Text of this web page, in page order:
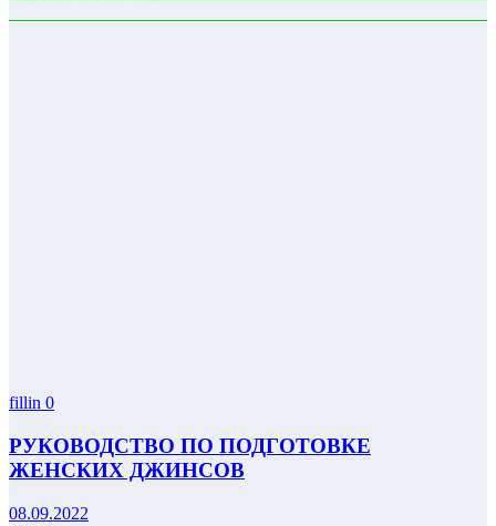
fillin 0
РУКОВОДСТВО ПО ПОДГОТОВКЕ
ЖЕНСКИХ ДЖИНСОВ
08.09.2022